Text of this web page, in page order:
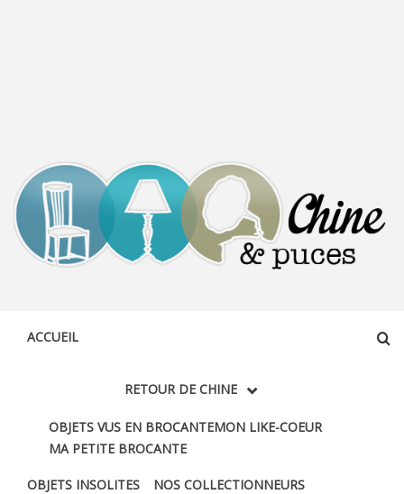
ACCUEIL
RETOUR DE CHINE
OBJETS VUS EN BROCANTEMON LIKE-COEUR
MA PETITE BROCANTE
OBJETS INSOLITES NOS COLLECTIONNEURS